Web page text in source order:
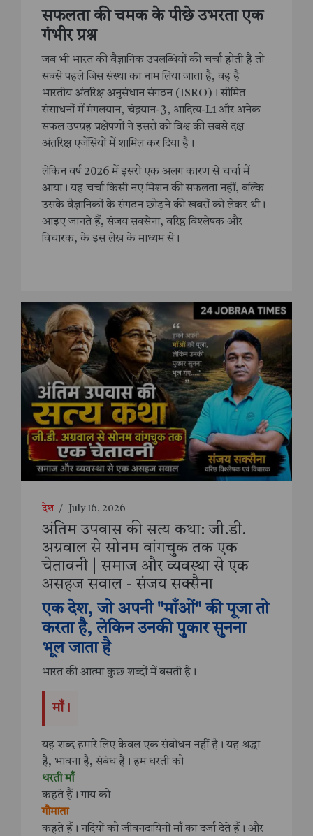
सफलता की चमक के पीछे उभरता एक
गंभीर प्रश्न
जब भी भारत की वैज्ञानिक उपलब्धियों की चर्चा होती है तो
सबसे पहले जिस संस्था का नाम लिया जाता है, वह है
भारतीय अंतरिक्ष अनुसंधान संगठन (ISRO)। सीमित
संसाधनों में मंगलयान, चंद्रयान-3, आदित्य-L1 और अनेक
सफल उपग्रह प्रक्षेपणों ने इसरो को विश्व की सबसे दक्ष
अंतरिक्ष एजेंसियों में शामिल कर दिया है।
लेकिन वर्ष 2026 में इसरो एक अलग कारण से चर्चा में
आया। यह चर्चा किसी नए मिशन की सफलता नहीं, बल्कि
उसके वैज्ञानिकों के संगठन छोड़ने की खबरों को लेकर थी।
आइए जानते हैं, संजय सक्सेना, वरिष्ठ विश्लेषक और
विचारक, के इस लेख के माध्यम से।
देश / July 16, 2026
अंतिम उपवास की सत्य कथा: जी.डी.
अग्रवाल से सोनम वांगचुक तक एक
चेतावनी | समाज और व्यवस्था से एक
असहज सवाल - संजय सक्सैना
एक देश, जो अपनी "माँओं" की पूजा तो
करता है, लेकिन उनकी पुकार सुनना
भूल जाता है
भारत की आत्मा कुछ शब्दों में बसती है।
माँ।
यह शब्द हमारे लिए केवल एक संबोधन नहीं है। यह श्रद्धा
है, भावना है, संबंध है। हम धरती को
धरती माँ
कहते हैं। गाय को
गौमाता
कहते हैं। नदियों को जीवनदायिनी माँ का दर्जा देते हैं। और